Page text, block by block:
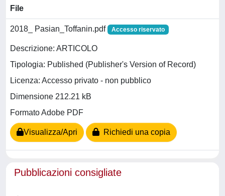
File
2018_ Pasian_Toffanin.pdf Accesso riservato
Descrizione: ARTICOLO
Tipologia: Published (Publisher's Version of Record)
Licenza: Accesso privato - non pubblico
Dimensione 212.21 kB
Formato Adobe PDF
Visualizza/Apri Richiedi una copia
Pubblicazioni consigliate